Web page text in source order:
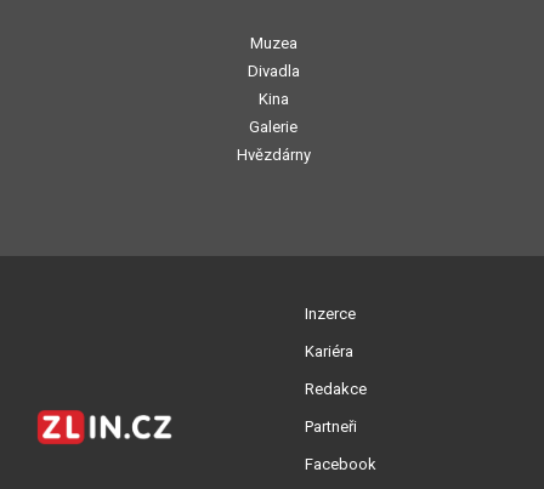
Muzea
Divadla
Kina
Galerie
Hvězdárny
Inzerce
Kariéra
Redakce
Partneři
Facebook